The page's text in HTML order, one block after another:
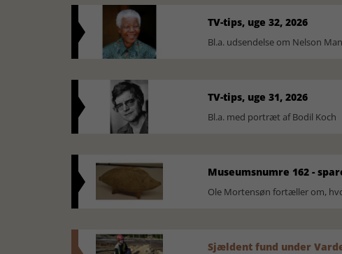
TV-tips, uge 32, 2026
Bl.a. udsendelse om Nelson
TV-tips, uge 31, 2026
Bl.a. med portræt af Bodil Koch
Museumsnumre 162 -
Ole Mortensøn fortæller om,
Sjældent fund under